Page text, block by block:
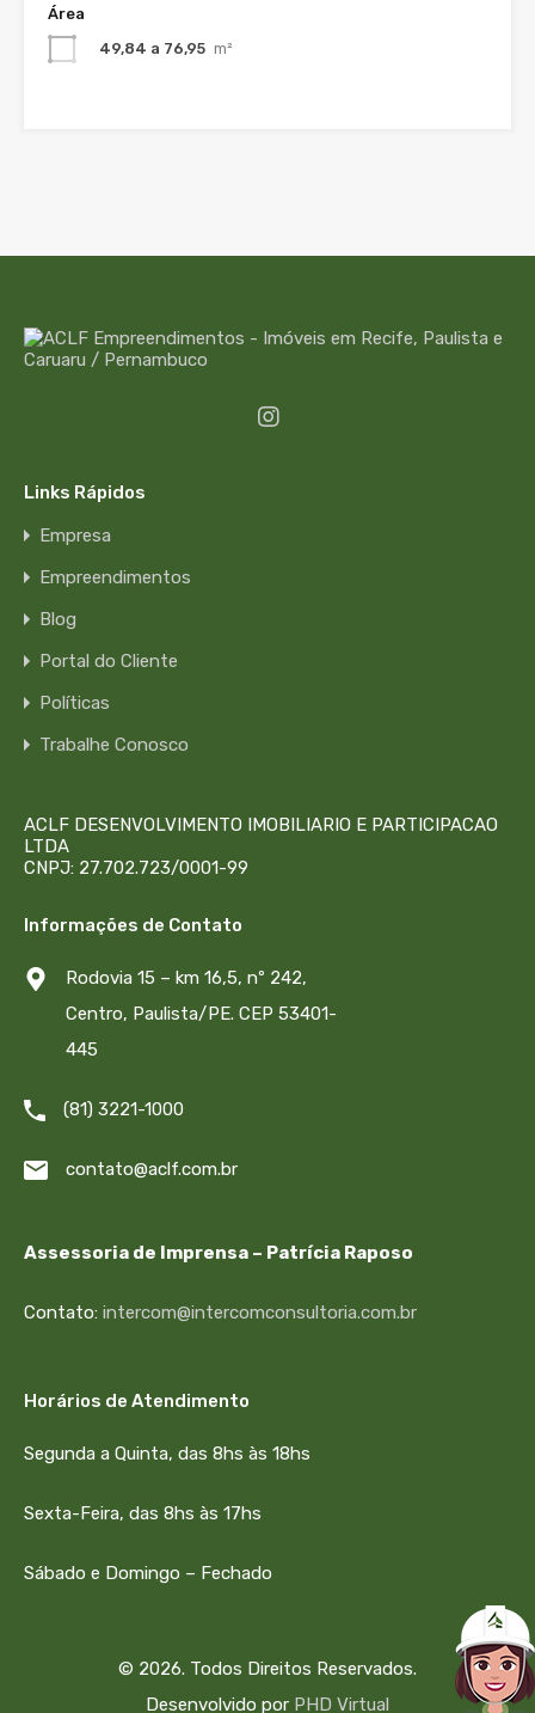
Área
49,84 a 76,95 m²
Links Rápidos
Empresa
Empreendimentos
Blog
Portal do Cliente
Políticas
Trabalhe Conosco
ACLF DESENVOLVIMENTO IMOBILIARIO E PARTICIPACAO
LTDA
CNPJ: 27.702.723/0001-99
Informações de Contato
Rodovia 15 – km 16,5, nº 242,
Centro, Paulista/PE. CEP 53401-
445
(81) 3221-1000
contato@aclf.com.br
Assessoria de Imprensa – Patrícia Raposo
Contato: intercom@intercomconsultoria.com.br
Horários de Atendimento
Segunda a Quinta, das 8hs às 18hs
Sexta-Feira, das 8hs às 17hs
Sábado e Domingo – Fechado
© 2026. Todos Direitos Reservados.
Desenvolvido por PHD Virtual